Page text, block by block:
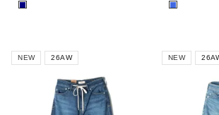
■ ■
NEW 26AW NEW